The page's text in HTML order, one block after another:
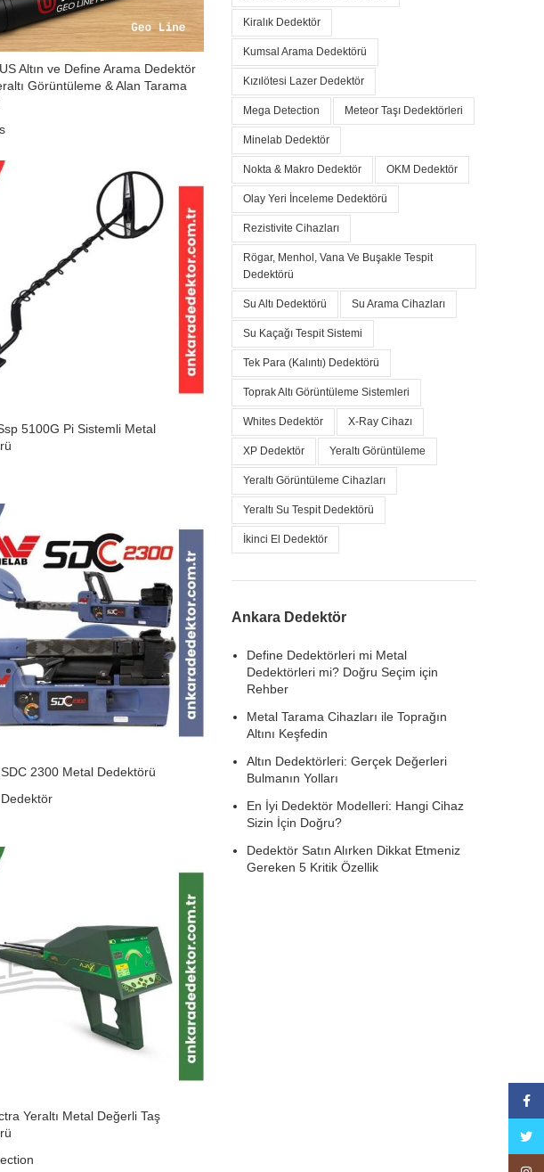
Altın ve Define Arama Dedektör
Görüntüleme & Alan Tarama
₺ 120.000,00.
andaki
fiyat:
₺ 96.500,00.
5100G Pi Sistemli Metal
2300 Metal Dedektörü
Yeraltı Metal Değerli Taş
Kiralık Dedektör
Kumsal Arama Dedektörü
Kızılötesi Lazer Dedektör
Mega Detection Meteor Taşı Dedektörleri
Minelab Dedektör
Nokta & Makro Dedektör OKM Dedektör
Olay Yeri İnceleme Dedektörü
Rezistivite Cihazları
Rögar, Menhol, Vana Ve Buşakle Tespit
Dedektörü
Su Altı Dedektörü Su Arama Cihazları
Su Kaçağı Tespit Sistemi
Tek Para (Kalıntı) Dedektörü
Toprak Altı Görüntüleme Sistemleri
Whites Dedektör X-Ray Cihazı
XP Dedektör Yeraltı Görüntüleme
Yeraltı Görüntüleme Cihazları
Yeraltı Su Tespit Dedektörü
İkinci El Dedektör
Ankara Dedektör
Define Dedektörleri mi Metal
Dedektörleri mi? Doğru Seçim için
Rehber
Metal Tarama Cihazları ile Toprağın
Altını Keşfedin
Altın Dedektörleri: Gerçek Değerleri
Bulmanın Yolları
En İyi Dedektör Modelleri: Hangi Cihaz
Sizin İçin Doğru?
Dedektör Satın Alırken Dikkat Etmeniz
Gereken 5 Kritik Özellik